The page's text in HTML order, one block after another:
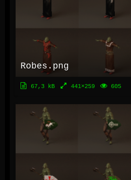
Robes.png
67,3 kB 441×259 605